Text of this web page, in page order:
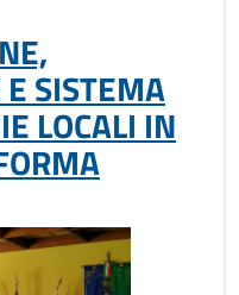
SISTEMA
LOCALI IN